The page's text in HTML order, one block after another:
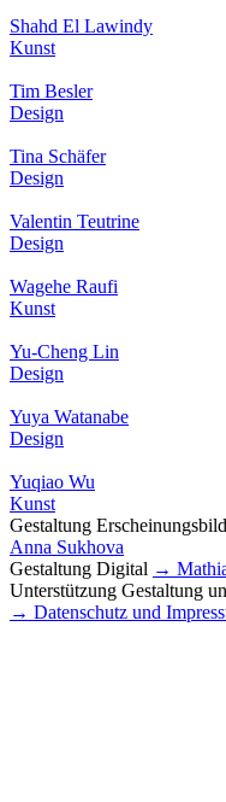
Shahd El Lawindy
Kunst
Tim Besler
Design
Tina Schäfer
Design
Valentin Teutrine
Design
Wagehe Raufi
Kunst
Yu-Cheng Lin
Design
Yuya Watanabe
Design
Yuqiao Wu
Kunst
Gestaltung
Anna Sukhova
Gestaltung Digital →
Unterstützung Gestaltung
→ Datenschutz und